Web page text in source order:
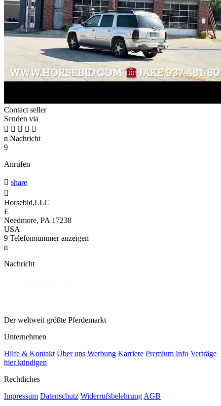
Contact seller
Senden via
    
n Nachricht
9
Anrufen
 share

Horsebid,LLC
E
Needmore, PA 17238
USA
9 Telefonnummer anzeigen
n
Nachricht
Der weltweit größte Pferdemarkt
Unternehmen
Hilfe & Kontakt Über uns Werbung Karriere Premium Info Verträge
hier kündigen
Rechtliches
Impressum Datenschutz WiderrufsbelehrungAGB